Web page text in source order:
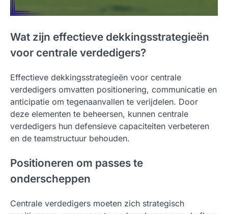
Wat zijn effectieve dekkingsstrategieën
voor centrale verdedigers?
Effectieve dekkingsstrategieën voor centrale
verdedigers omvatten positionering, communicatie en
anticipatie om tegenaanvallen te verijdelen. Door
deze elementen te beheersen, kunnen centrale
verdedigers hun defensieve capaciteiten verbeteren
en de teamstructuur behouden.
Positioneren om passes te
onderscheppen
Centrale verdedigers moeten zich strategisch